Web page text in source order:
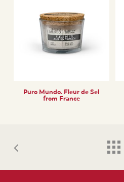
Puro Mundo. Fleur de Sel
from France